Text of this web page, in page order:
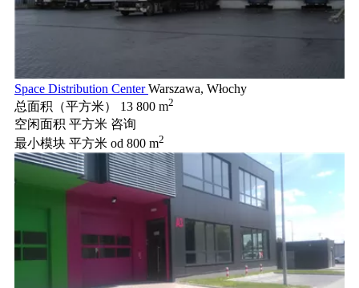
Space Distribution CenterWarszawa, Włochy
总面积（平方米）
13 800 m2
空闲面积 平方米 咨询
最小模块 平方米 od 800 m2